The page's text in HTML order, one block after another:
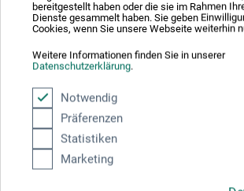
bereitgestellt haben oder die sie im Rahmen
Dienste gesammelt haben. Sie geben
Cookies, wenn Sie unsere Webseite weiterhin
Weitere Informationen finden Sie in unserer
Datenschutzerklärung.
Notwendig
Präferenzen
Statistiken
Marketing
Schreiben Sie die erste Bewertung zu
JETZT PRODUKT